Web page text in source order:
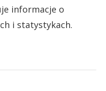
informacje o
i statystykach.